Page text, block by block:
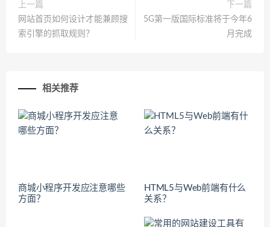
上一篇
网站首页如何设计才能兼顾搜
索引擎的抓取规则？
下一篇
5G第一版国际标准将于今年6
月完成
相关推荐
商城小程序开发应注意哪些
方面？
HTML5与Web前端有什么
关系？